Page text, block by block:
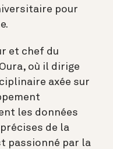
pour
et chef du
où il dirige
axée sur
les données
de la
passionné par la